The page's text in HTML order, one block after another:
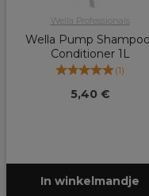
Wella Professionals
Wella Pump
Conditioner 1L
(1)
5,40 €
In winkelmandje